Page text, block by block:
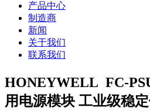
产品中心
制造商
新闻
关于我们
联系我们
HONEYWELL FC-
用电源模块 工业级稳